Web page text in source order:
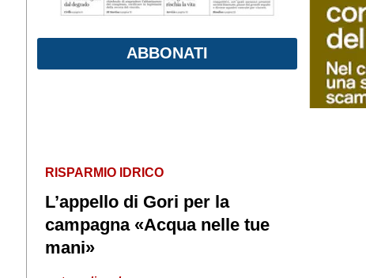
ABBONATI
RISPARMIO IDRICO
L’appello di Gori per la
campagna «Acqua nelle tue
mani»